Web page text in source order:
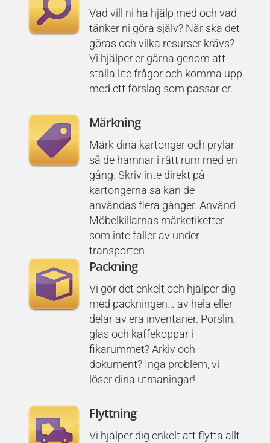
Vad vill ni ha hjälp med och vad
tänker ni göra själv? När ska det
göras och vilka resurser krävs?
Vi hjälper er gärna genom att
ställa lite frågor och komma upp
med ett förslag som passar er.
Märkning
Märk dina kartonger och prylar
så de hamnar i rätt rum med en
gång. Skriv inte direkt på
kartongerna så kan de
användas flera gånger. Använd
Möbelkillarnas märketiketter
som inte faller av under
transporten.
Packning
Vi gör det enkelt och hjälper dig
med packningen… av hela eller
delar av era inventarier. Porslin,
glas och kaffekoppar i
fikarummet? Arkiv och
dokument? Inga problem, vi
löser dina utmaningar!
Flyttning
Vi hjälper dig enkelt att flytta allt